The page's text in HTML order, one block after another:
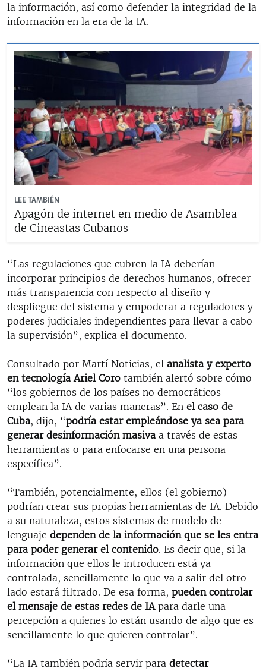
la información, así como defender la integridad de la
información en la era de la IA.
LEE TAMBIÉN
Apagón de internet en medio de Asamblea
de Cineastas Cubanos
“Las regulaciones que cubren la IA deberían
incorporar principios de derechos humanos, ofrecer
más transparencia con respecto al diseño y
despliegue del sistema y empoderar a reguladores y
poderes judiciales independientes para llevar a cabo
la supervisión”, explica el documento.
Consultado por Martí Noticias, el analista y experto
en tecnología Ariel Coro también alertó sobre cómo
“los gobiernos de los países no democráticos
emplean la IA de varias maneras”. En el caso de
Cuba, dijo, “podría estar empleándose ya sea para
generar desinformación masiva a través de estas
herramientas o para enfocarse en una persona
específica”.
“También, potencialmente, ellos (el gobierno)
podrían crear sus propias herramientas de IA. Debido
a su naturaleza, estos sistemas de modelo de
lenguaje dependen de la información que se les entra
para poder generar el contenido. Es decir que, si la
información que ellos le introducen está ya
controlada, sencillamente lo que va a salir del otro
lado estará filtrado. De esa forma, pueden controlar
el mensaje de estas redes de IApara darle una
percepción a quienes lo están usando de algo que es
sencillamente lo que quieren controlar”.
“La IA también podría servir para detectar